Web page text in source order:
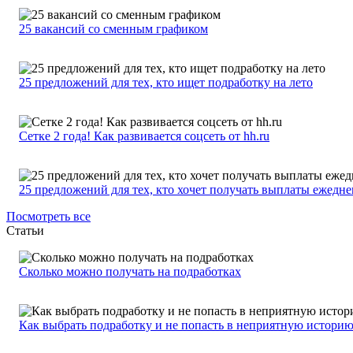
25 вакансий со сменным графиком
25 предложений для тех, кто ищет подработку на лето
Сетке 2 года! Как развивается соцсеть от hh.ru
25 предложений для тех, кто хочет получать выплаты
Посмотреть все
Статьи
Сколько можно получать на подработках
Как выбрать подработку и не попасть в неприятную историю